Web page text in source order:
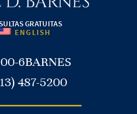
GRATUITAS
ENGLISH
6BARNES
487-5200